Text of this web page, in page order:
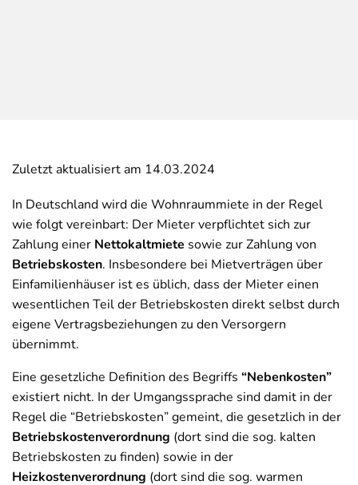
Zuletzt aktualisiert am 14.03.2024
In Deutschland wird die Wohnraummiete in der Regel
wie folgt vereinbart: Der Mieter verpflichtet sich zur
Zahlung einer Nettokaltmiete sowie zur Zahlung von
Betriebskosten. Insbesondere bei Mietverträgen über
Einfamilienhäuser ist es üblich, dass der Mieter einen
wesentlichen Teil der Betriebskosten direkt selbst durch
eigene Vertragsbeziehungen zu den Versorgern
übernimmt.
Eine gesetzliche Definition des Begriffs“Nebenkosten”
existiert nicht. In der Umgangssprache sind damit in der
Regel die “Betriebskosten” gemeint, die gesetzlich in der
Betriebskostenverordnung (dort sind die sog. kalten
Betriebskosten zu finden) sowie in der
Heizkostenverordnung (dort sind die sog. warmen